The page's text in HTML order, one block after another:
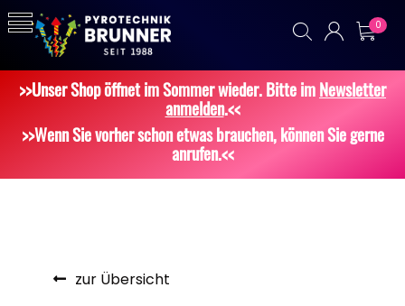
0
>>Unser Shop öffnet im Sommer wieder. Bitte imNewsletter
anmelden.<<
>>Wenn Sie vorher schon etwas brauchen, können Sie gerne
anrufen.<<
zur Übersicht